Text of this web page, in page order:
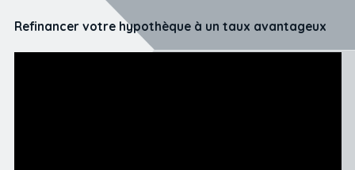
Refinancer votre hypothèque à un taux avantageux